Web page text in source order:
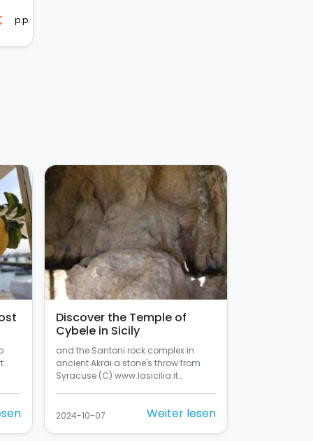
p.p.
Discover the Temple of
Cybele in Sicily
and the Santoni rock complex in
ancient Akrai a stone's throw from
Syracuse (C) www.lasicilia.it…
2024-10-07 Weiter lesen